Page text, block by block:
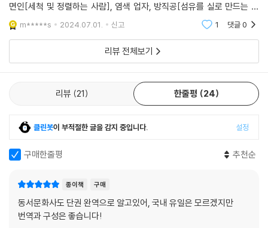
『국부론』의 정식 제목은 “여러 국가의 국부의 본질과 원인에 대한 탐구”이
다. 스미스가 말한 부의 원천은 금은이 아니라, 한 나라의 토지와 노동에서
나오는 연간 생산물의 총량(현대 용어로는 국민총생산, 즉 GNP[gross n
ational product])이다. 이러한 스미스의 주장은 지금 보면 아주 상식적
인 얘기지만 중상주의가 판치던 스미스 시대에는 아주 혁명적인 생각이었
다. 영국이 7년 전쟁에서 프랑스를 상대로 승리할 수 있었던 것은 결국 이
물산이 풍부했기 때문이다. 또한, 스미스는 국부론 4권과 5권의 식민지를
어가니 빨리 손 떼는 게 좋겠다는, 당시로는 놀라운 제안을 한다. 영국 정부
철수할 수 있었을 것이다.
애덤 스미스는 복잡하게 얽히고설켜 일어나는 국가 간의 분쟁, 무역 상품
의 교환, 초기 단계의 은행 시스템, 동인도회사와 같은 주식회사의 역할,
시장의 역할과 개인의 이기심이 경제를 움직이는 원리, 그리고 국가의 수
면인[세척 및 정렬하는 사람], 염색 업자, 방직공[섬유를 실로 만드는 사
람], 축융공[털을 가공하는 일을 하는 노동자], 마무리 직공 등 수많은 노
동자가 함께 서로
m*****s 2024.07.01. 신고 1 댓글0
리뷰 전체보기
리뷰 21 한줄평 24
클린봇이 부적절한 글을 감지 중입니다. 설정
구매한줄평 추천순
종이책 구매
동서문화사도 단권 완역으로 알고있어, 국내 유일은 모르겠지만
번역과 구성은 좋습니다!